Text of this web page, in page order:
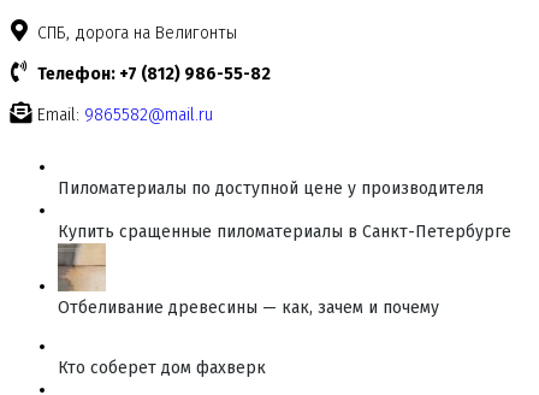
СПБ, дорога на Велигонты
Телефон: +7 (812) 986-55-82
Email: 9865582@mail.ru
Пиломатериалы по доступной цене у производителя
Купить сращенные пиломатериалы в Санкт-Петербурге
Отбеливание древесины — как, зачем и почему
Кто соберет дом фахверк